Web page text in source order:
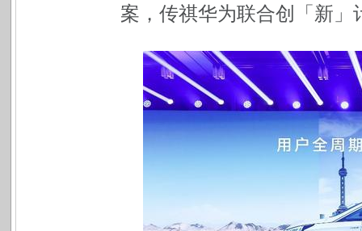
案，传祺华为联合创「新」